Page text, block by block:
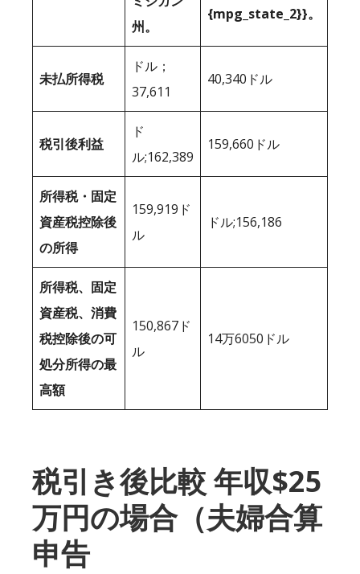
州。
{mpg_state_2}}。
未払所得税
ドル；
37,611
40,340ドル
税引後利益
ド
ル;162,389
159,660ドル
所得税・固定
資産税控除後
の所得
159,919ド
ル
ドル;156,186
所得税、固定
資産税、消費
税控除後の可
処分所得の最
高額
150,867ド
ル
14万6050ドル
税引き後比較 年収$25
万円の場合（夫婦合算
申告